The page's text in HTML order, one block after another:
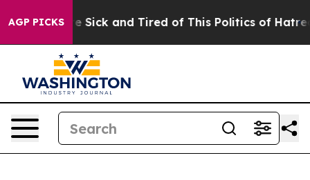
AGP PICKSAre Sick and Tired of This Politics of Hatred”